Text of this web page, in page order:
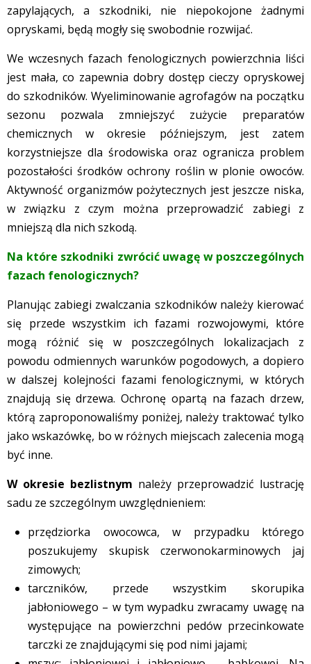
zapylających, a szkodniki, nie niepokojone żadnymi
opryskami, będą mogły się swobodnie rozwijać.
We wczesnych fazach fenologicznych powierzchnia liści
jest mała, co zapewnia dobry dostęp cieczy opryskowej
do szkodników. Wyeliminowanie agrofagów na początku
sezonu pozwala zmniejszyć zużycie preparatów
chemicznych w okresie późniejszym, jest zatem
korzystniejsze dla środowiska oraz ogranicza problem
pozostałości środków ochrony roślin w plonie owoców.
Aktywność organizmów pożytecznych jest jeszcze niska,
w związku z czym można przeprowadzić zabiegi z
mniejszą dla nich szkodą.
Na które szkodniki zwrócić uwagę w poszczególnych
fazach fenologicznych?
Planując zabiegi zwalczania szkodników należy kierować
się przede wszystkim ich fazami rozwojowymi, które
mogą różnić się w poszczególnych lokalizacjach z
powodu odmiennych warunków pogodowych, a dopiero
w dalszej kolejności fazami fenologicznymi, w których
znajdują się drzewa. Ochronę opartą na fazach drzew,
którą zaproponowaliśmy poniżej, należy traktować tylko
jako wskazówkę, bo w różnych miejscach zalecenia mogą
być inne.
W okresie bezlistnym należy przeprowadzić lustrację
sadu ze szczególnym uwzględnieniem:
przędziorka owocowca, w przypadku którego
poszukujemy skupisk czerwonokarminowych jaj
zimowych;
tarczników, przede wszystkim skorupika
jabłoniowego – w tym wypadku zwracamy uwagę na
występujące na powierzchni pedów przecinkowate
tarczki ze znajdującymi się pod nimi jajami;